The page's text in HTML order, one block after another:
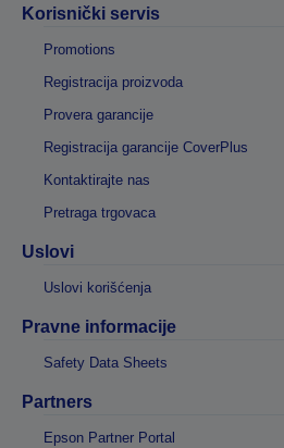
Korisnički servis
Promotions
Registracija proizvoda
Provera garancije
Registracija garancije CoverPlus
Kontaktirajte nas
Pretraga trgovaca
Uslovi
Uslovi korišćenja
Pravne informacije
Safety Data Sheets
Partners
Epson Partner Portal